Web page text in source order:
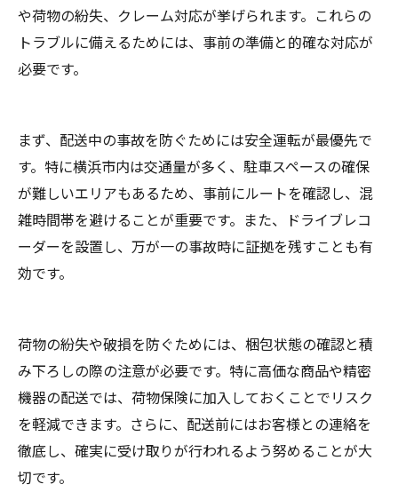
や荷物の紛失、クレーム対応が挙げられます。これらの
トラブルに備えるためには、事前の準備と的確な対応が
必要です。
まず、配送中の事故を防ぐためには安全運転が最優先で
す。特に横浜市内は交通量が多く、駐車スペースの確保
が難しいエリアもあるため、事前にルートを確認し、混
雑時間帯を避けることが重要です。また、ドライブレコ
ーダーを設置し、万が一の事故時に証拠を残すことも有
効です。
荷物の紛失や破損を防ぐためには、梱包状態の確認と積
み下ろしの際の注意が必要です。特に高価な商品や精密
機器の配送では、荷物保険に加入しておくことでリスク
を軽減できます。さらに、配送前にはお客様との連絡を
徹底し、確実に受け取りが行われるよう努めることが大
切です。